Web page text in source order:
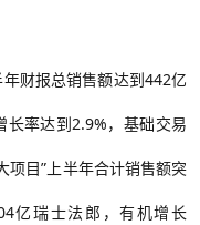
财报总销售额达到442亿
率达到2.9%，基础交易
项目”上半年合计销售额突
亿瑞士法郎，有机增长